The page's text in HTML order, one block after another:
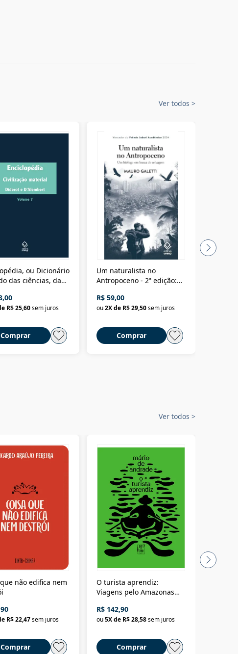
Ver todos >
ou Dicionário
das ciências, das
material
R$ 25,60sem juros
Comprar
Um naturalista no
Antropoceno - 2ª edição:
selvagem
R$ 59,00
ou2X de R$ 29,50sem juros
Comprar
Ver todos >
não edifica nem
R$ 22,47sem juros
Comprar
O turista aprendiz:
Viagens pelo Amazonas
até a Bolívia e por Marajó
até dizer chega
R$ 142,90
ou5X de R$ 28,58sem juros
Comprar